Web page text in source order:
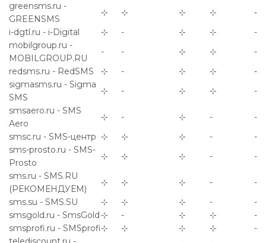
greensms.ru -
GREENSMS
⊹ ⊹ ⊹ ⊹
⊹
i-dgtl.ru - i-Digital
⊹ - ⊹ ⊹
-
mobilgroup.ru -
MOBILGROUP.RU
- - ⊹ ⊹
-
redsms.ru - RedSMS
⊹ - ⊹ ⊹
⊹
sigmasms.ru - Sigma
SMS
⊹ - ⊹ ⊹
-
smsaero.ru - SMS
Aero
⊹ - ⊹ -
-
smsc.ru - SMS-центр ⊹ ⊹ ⊹ -
-
sms-prosto.ru - SMS-
Prosto
⊹ ⊹ ⊹ -
-
sms.ru - SMS.RU
(РЕКОМЕНДУЕМ)
⊹ ⊹ ⊹ -
-
sms.su - SMS.SU
⊹ ⊹ ⊹ -
-
smsgold.ru - SmsGold⊹ - ⊹ ⊹
-
smsprofi.ru - SMSprofi⊹ ⊹ ⊹ ⊹
-